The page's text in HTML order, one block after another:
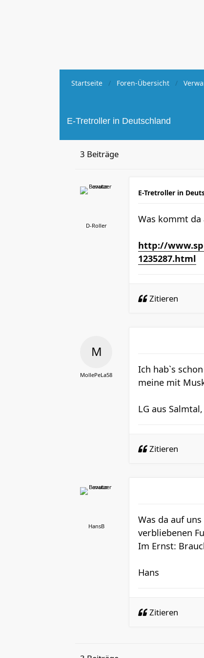
Startseite Foren-Übersicht
E-Tretroller in Deutschland
3 Beiträge
D-Roller
E-Tretroller in
Was kommt da
http://
1235287.html
Zitieren
MollePeLa58
Ich hab`s
meine mit
LG aus
Zitieren
HansB
Was da auf
verbliebenen
Im Ernst:
Hans
Zitieren